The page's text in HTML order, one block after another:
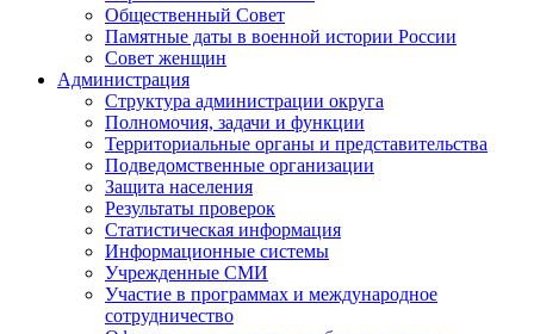
Общественный Совет
Памятные даты в военной истории России
Совет женщин
Администрация
Структура администрации округа
Полномочия, задачи и функции
Территориальные органы и представительства
Подведомственные организации
Защита населения
Результаты проверок
Статистическая информация
Информационные системы
Учрежденные СМИ
Участие в программах и международное
сотрудничество